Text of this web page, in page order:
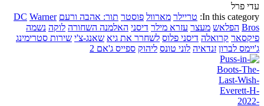
עדי פרל
In this category: טריילר מארוול פוסטר תור: אהבה ורעם DC Warner
Bros הפלאש מעצר עזרא מילר דיסני האלמנה השחורה לוקה נשמה
פיקסאר קרואלה דיסני פלוס לשחרר את גיא שאנג-צ'י שירות סטרימינג
ג'יימס לברון זנדאיה לוני טונס ליהוק ספייס ג'אם 2